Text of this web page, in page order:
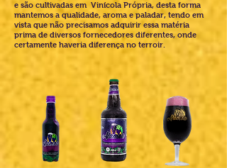
e são cultivadas em Vinícola Própria, desta forma
mantemos a qualidade, aroma e paladar, tendo em
vista que não precisamos adquirir essa matéria
prima de diversos fornecedores diferentes, onde
certamente haveria diferença no terroir.